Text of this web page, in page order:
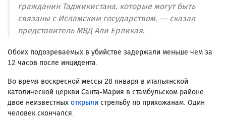
гражданин Таджикистана, которые могут быть
связаны с Исламским государством, — сказал
представитель МВД Али Ерликая.
Обоих подозреваемых в убийстве задержали меньше чем за
12 часов после инцидента.
Во время воскресной мессы 28 января в итальянской
католической церкви Санта-Мария в стамбульском районе
двое неизвестных открыли стрельбу по прихожанам. Один
человек скончался.